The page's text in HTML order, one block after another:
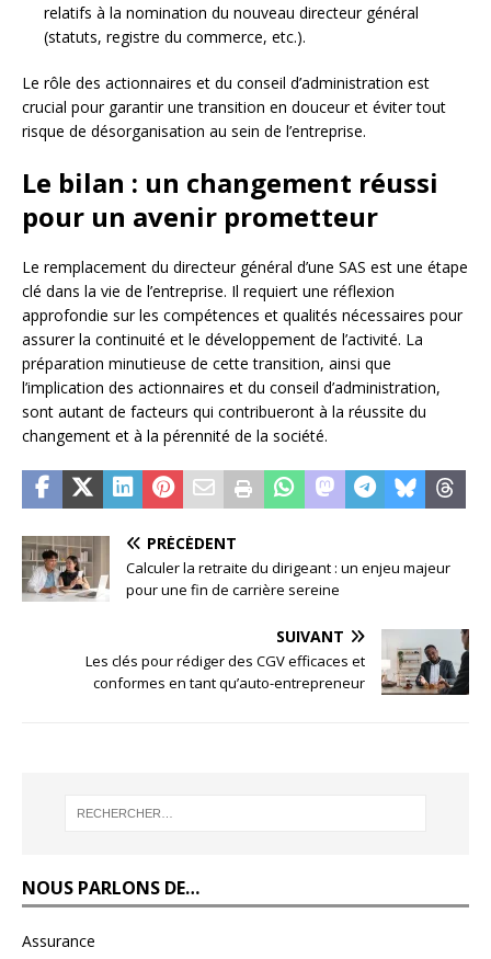
relatifs à la nomination du nouveau directeur général
(statuts, registre du commerce, etc.).
Le rôle des actionnaires et du conseil d’administration est
crucial pour garantir une transition en douceur et éviter tout
risque de désorganisation au sein de l’entreprise.
Le bilan : un changement réussi
pour un avenir prometteur
Le remplacement du directeur général d’une SAS est une étape
clé dans la vie de l’entreprise. Il requiert une réflexion
approfondie sur les compétences et qualités nécessaires pour
assurer la continuité et le développement de l’activité. La
préparation minutieuse de cette transition, ainsi que
l’implication des actionnaires et du conseil d’administration,
sont autant de facteurs qui contribueront à la réussite du
changement et à la pérennité de la société.
PRÉCÉDENT
Calculer la retraite du dirigeant : un enjeu majeur
pour une fin de carrière sereine
SUIVANT
Les clés pour rédiger des CGV efficaces et
conformes en tant qu’auto-entrepreneur
NOUS PARLONS DE…
Assurance